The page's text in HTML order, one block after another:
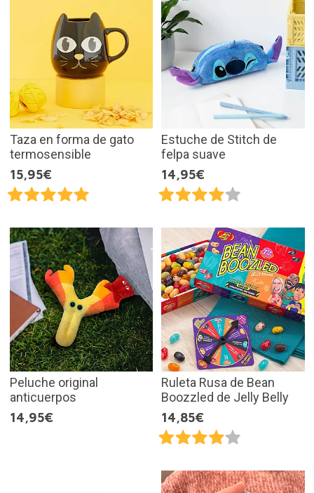
Taza en forma de gato
termosensible
15,95€
Estuche de Stitch de
felpa suave
14,95€
Peluche original
anticuerpos
14,95€
Ruleta Rusa de Bean
Boozzled de Jelly Belly
14,85€